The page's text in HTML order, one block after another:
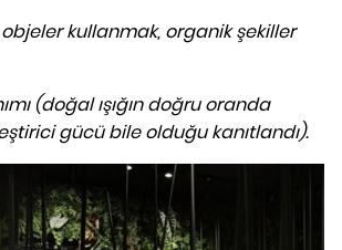
objeler kullanmak, organik şekiller
(doğal ışığın doğru oranda
gücü bile olduğu kanıtlandı).